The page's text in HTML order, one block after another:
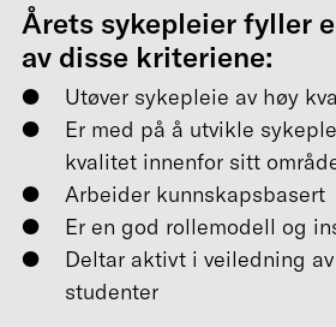
Årets sykepleier fyller
av disse kriteriene:
Utøver sykepleie av høy
Er med på å utvikle
kvalitet innenfor sitt
Arbeider kunnskapsbasert
Er en god rollemodell og
Deltar aktivt i veiledning
studenter